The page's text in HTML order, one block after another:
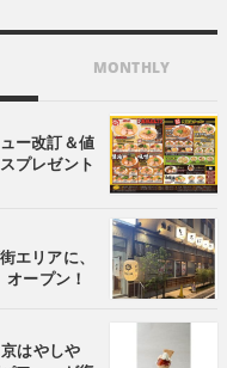
MONTHLY
ー改訂＆値
プレゼント
エリアに、
ープン！
はやしや